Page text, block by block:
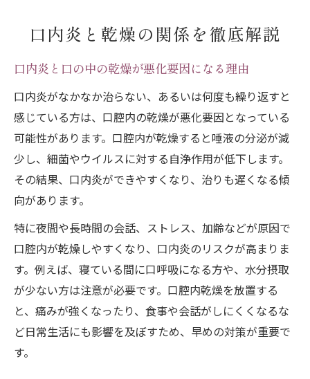
口内炎と乾燥の関係を徹底解説
口内炎と口の中の乾燥が悪化要因になる理由
口内炎がなかなか治らない、あるいは何度も繰り返すと
感じている方は、口腔内の乾燥が悪化要因となっている
可能性があります。口腔内が乾燥すると唾液の分泌が減
少し、細菌やウイルスに対する自浄作用が低下します。
その結果、口内炎ができやすくなり、治りも遅くなる傾
向があります。
特に夜間や長時間の会話、ストレス、加齢などが原因で
口腔内が乾燥しやすくなり、口内炎のリスクが高まりま
す。例えば、寝ている間に口呼吸になる方や、水分摂取
が少ない方は注意が必要です。口腔内乾燥を放置する
と、痛みが強くなったり、食事や会話がしにくくなるな
ど日常生活にも影響を及ぼすため、早めの対策が重要で
す。